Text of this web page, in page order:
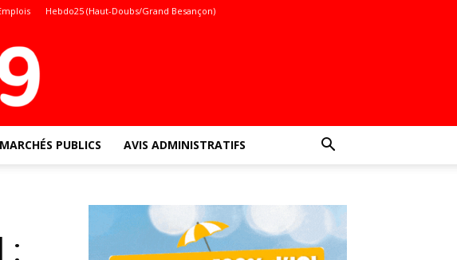
Hebdo25 (Haut-Doubs/Grand Besançon)
MARCHÉS PUBLICS AVIS ADMINISTRATIFS
: